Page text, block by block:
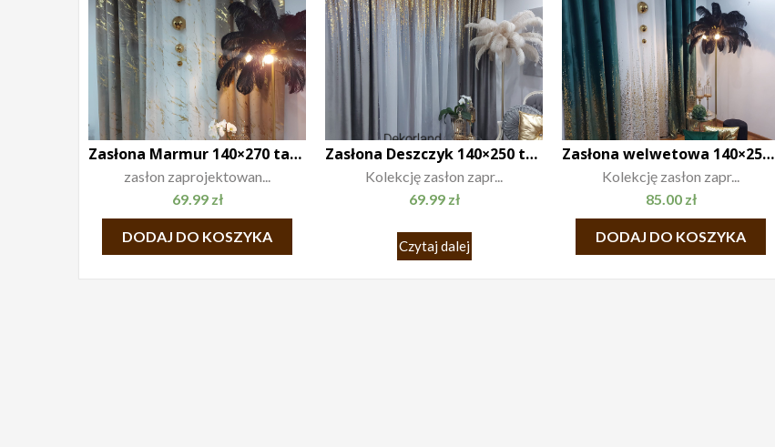
Zasłona Marmur 140×270 taśma
zasłon zaprojektowan...
69.99 zł
DODAJ DO KOSZYKA
Zasłona Deszczyk 140×250 taśma
Kolekcję zasłon zapr...
69.99 zł
Czytaj dalej
Zasłona welwetowa 140×250 Glam
Kolekcję zasłon zapr...
85.00 zł
DODAJ DO KOSZYKA